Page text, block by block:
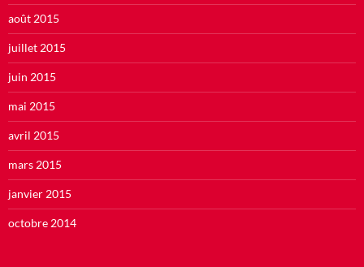
août 2015
juillet 2015
juin 2015
mai 2015
avril 2015
mars 2015
janvier 2015
octobre 2014